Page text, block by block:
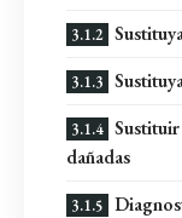
dañadas